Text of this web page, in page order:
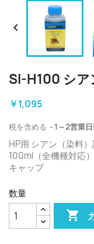

SI-H100 シア
￥1,095
税を含める 1～2営業
HP用 シアン（染料
100ml（全機種対応
キャップ
数量
